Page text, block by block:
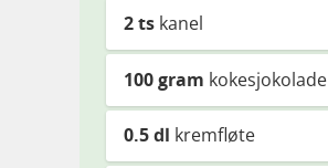
2ts kanel
100gram kokesjokolade
0.5dl kremfløte